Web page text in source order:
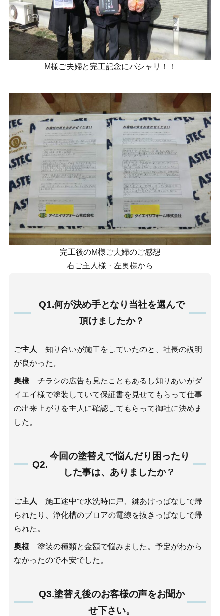
M様ご夫婦と完工記念にパシャリ！！
完工後のM様ご夫婦のご感想
右ご主人様・左奥様から
Q1.何が決め手となり当社を選んで
頂けましたか？
ご主人
知り合いが施工をしていたのと、社長の説明
が良かった。
奥様チラシの広告も見たこともあるし知りあいがダ
イエイ様で塗装していて保証書を見せてもらって仕事
の出来上がりを主人に確認してもらって御社に決めま
した。
Q2.
今回の塗替えで悩んだり困ったり
した事は、ありましたか？
ご主人
施工途中で水洗時に戸、鍵あけっぱなしで帰
られたり、浄化槽のブロアの電線を抜きっぱなしで帰
られた。
奥様塗装の種類と金額で悩みました。予定がわから
なかったので不安でした。
Q3.塗替え後のお客様の声をお聞か
せ下さい。